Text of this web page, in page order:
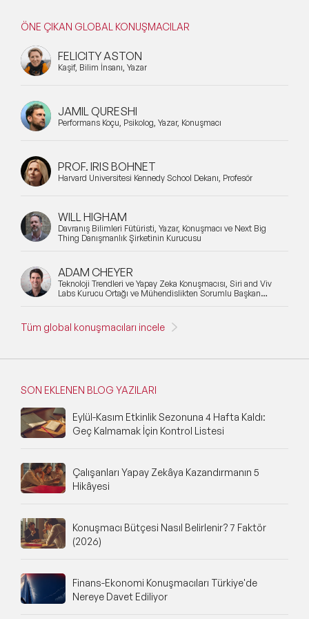
ÖNE ÇIKAN GLOBAL KONUŞMACILAR
FELICITY ASTON
Kaşif, Bilim İnsanı, Yazar
JAMIL QURESHI
Performans Koçu, Psikolog, Yazar, Konuşmacı
PROF. IRIS BOHNET
Harvard Üniversitesi Kennedy School Dekanı, Profesör
WILL HIGHAM
Davranış Bilimleri Fütüristi, Yazar, Konuşmacı ve Next Big
Thing Danışmanlık Şirketinin Kurucusu
ADAM CHEYER
Teknoloji Trendleri ve Yapay Zeka Konuşmacısı, Siri and Viv
Labs Kurucu Ortağı ve Mühendislikten Sorumlu Başkan
Tüm global konuşmacıları incele
SON EKLENEN BLOG YAZILARI
Eylül-Kasım Etkinlik Sezonuna 4 Hafta Kaldı:
Geç Kalmamak İçin Kontrol Listesi
Çalışanları Yapay Zekâya Kazandırmanın 5
Hikâyesi
Konuşmacı Bütçesi Nasıl Belirlenir? 7 Faktör
(2026)
Finans-Ekonomi Konuşmacıları Türkiye'de
Nereye Davet Ediliyor